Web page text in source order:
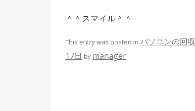
＾＾スマイル＾＾
This entry was posted in パソコンの回収
17日 by manager.